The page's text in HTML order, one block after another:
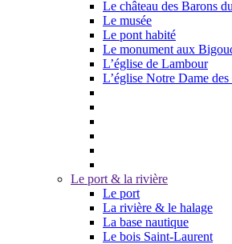
Le château des Barons
Le musée
Le pont habité
Le monument aux
L’église de Lambour
L’église Notre Dame des
Le port & la rivière
Le port
La rivière & le halage
La base nautique
Le bois Saint-Laurent